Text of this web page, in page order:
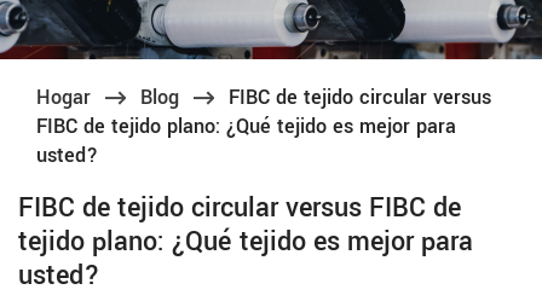
Hogar Blog
FIBC de tejido circular versus
FIBC de tejido plano: ¿Qué tejido es mejor para
usted?
FIBC de tejido circular versus FIBC de
tejido plano: ¿Qué tejido es mejor para
usted?